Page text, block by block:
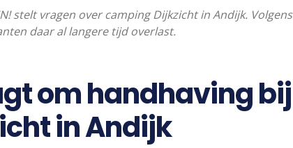
stelt vragen over camping Dijkzicht in Andijk. Volgens
daar al langere tijd overlast.
om handhaving bij
in Andijk